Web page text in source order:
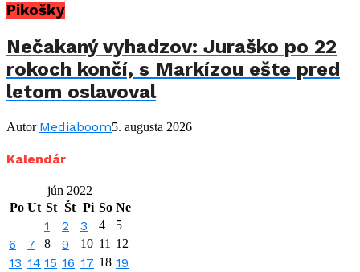
Pikošky
Nečakaný vyhadzov: Juraško po 22
rokoch končí, s Markízou ešte pred
letom oslavoval
Autor Mediaboom5. augusta 2026
Kalendár
jún 2022
Po Ut St Št Pi So Ne
1 2 3 4 5
6 7 8 9 10 11 12
13 14 15 16 17 18 19